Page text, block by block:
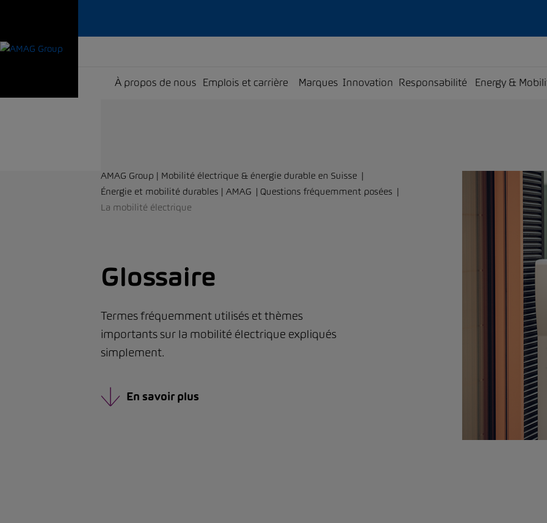
À propos de nous Emplois et carrière Marques Innovation Responsabilité Energy &
AMAG Group | Mobilité électrique & énergie durable en Suisse
Énergie et mobilité durables | AMAG
Questions fréquemment posées
La mobilité électrique
Glossaire
Termes fréquemment utilisés et thèmes
importants sur la mobilité électrique expliqués
simplement.
En savoir plus